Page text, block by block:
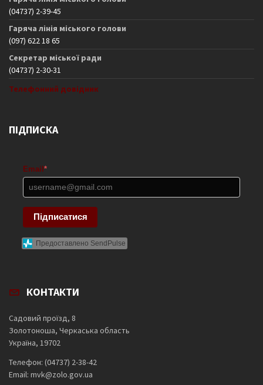
(04737) 2-39-45
Гаряча лінія міського голови
(097) 622 18 65
Секретар міської ради
(04737) 2-30-31
Телефонний довідник
ПІДПИСКА
Email *
Підписатися
Предоставлено SendPulse
КОНТАКТИ
Садовий проїзд, 8
Золотоноша, Черкаська область
Україна, 19702
Телефон: (04737) 2-38-42
Email: mvk@zolo.gov.ua